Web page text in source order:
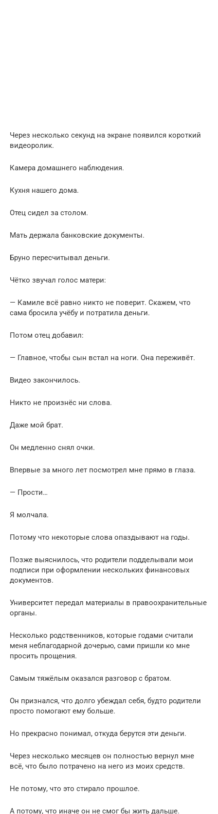
Через несколько секунд на экране появился короткий
видеоролик.
Камера домашнего наблюдения.
Кухня нашего дома.
Отец сидел за столом.
Мать держала банковские документы.
Бруно пересчитывал деньги.
Чётко звучал голос матери:
— Камиле всё равно никто не поверит. Скажем, что
сама бросила учёбу и потратила деньги.
Потом отец добавил:
— Главное, чтобы сын встал на ноги. Она переживёт.
Видео закончилось.
Никто не произнёс ни слова.
Даже мой брат.
Он медленно снял очки.
Впервые за много лет посмотрел мне прямо в глаза.
— Прости…
Я молчала.
Потому что некоторые слова опаздывают на годы.
Позже выяснилось, что родители подделывали мои
подписи при оформлении нескольких финансовых
документов.
Университет передал материалы в правоохранительные
органы.
Несколько родственников, которые годами считали
меня неблагодарной дочерью, сами пришли ко мне
просить прощения.
Самым тяжёлым оказался разговор с братом.
Он признался, что долго убеждал себя, будто родители
просто помогают ему больше.
Но прекрасно понимал, откуда берутся эти деньги.
Через несколько месяцев он полностью вернул мне
всё, что было потрачено на него из моих средств.
Не потому, что это стирало прошлое.
А потому, что иначе он не смог бы жить дальше.